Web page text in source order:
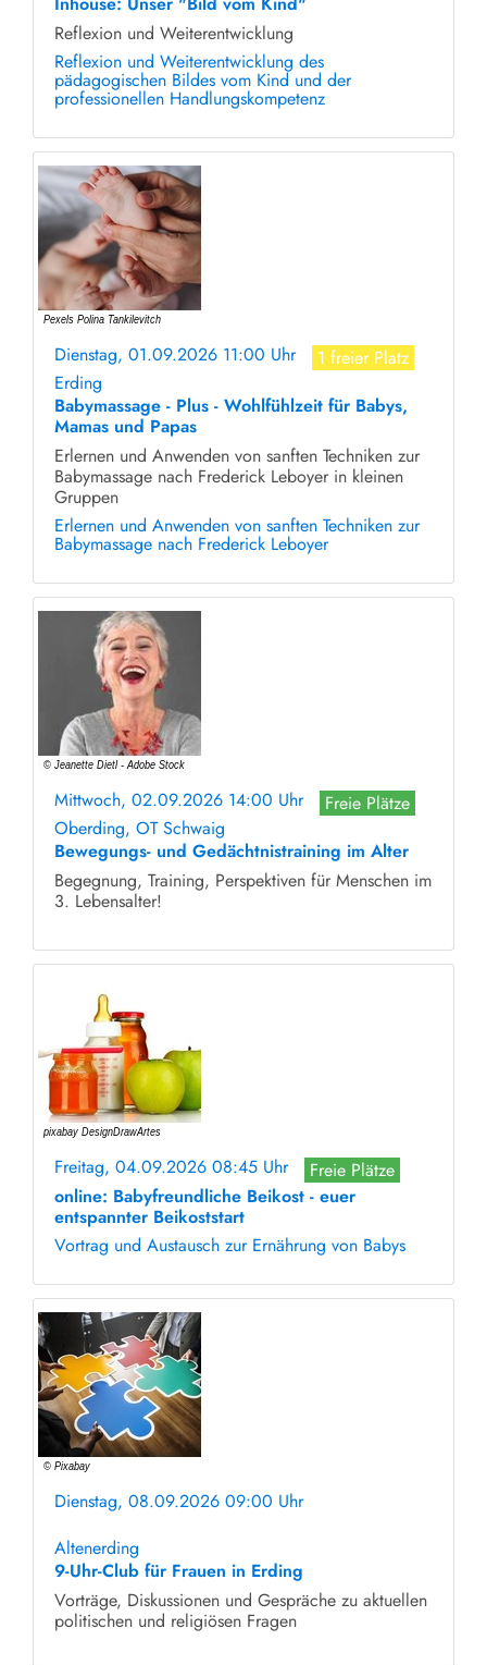
Reflexion und Weiterentwicklung
Reflexion und Weiterentwicklung des
pädagogischen Bildes vom Kind und der
professionellen Handlungskompetenz
Dienstag, 01.09.2026 11:00 Uhr
1 freier Platz
Erding
Babymassage - Plus - Wohlfühlzeit für Babys,
Mamas und Papas
Erlernen und Anwenden von sanften Techniken zur
Babymassage nach Frederick Leboyer in kleinen
Gruppen
Erlernen und Anwenden von sanften Techniken zur
Babymassage nach Frederick Leboyer
Mittwoch, 02.09.2026 14:00 Uhr
Freie Plätze
Oberding, OT Schwaig
Bewegungs- und Gedächtnistraining im Alter
Begegnung, Training, Perspektiven für Menschen im
3. Lebensalter!
Freitag, 04.09.2026 08:45 Uhr
Freie Plätze
online: Babyfreundliche Beikost - euer
entspannter Beikoststart
Vortrag und Austausch zur Ernährung von Babys
Dienstag, 08.09.2026 09:00 Uhr
Altenerding
9-Uhr-Club für Frauen in Erding
Vorträge, Diskussionen und Gespräche zu aktuellen
politischen und religiösen Fragen